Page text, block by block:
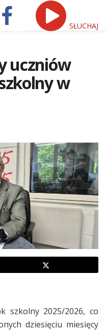
SŁUCHAJ
uczniów
w
szkolny 2025/2026, co
dziesięciu miesięcy